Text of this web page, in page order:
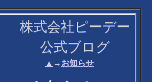
株式会社ピーデー
公式ブログ
▲ → お知らせ